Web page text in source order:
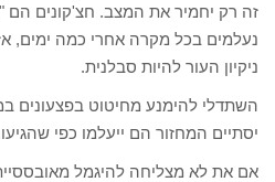
זה רק יחמיר את המצב. חצ'קונים הם
נעלמים בכל מקרה אחרי כמה ימים,
ניקיון העור להיות סבלנית.
השתדלי להימנע מחיטוט בפצעונים
יסתיים המחזור הם ייעלמו כפי
אם את לא מצליחה להיגמל